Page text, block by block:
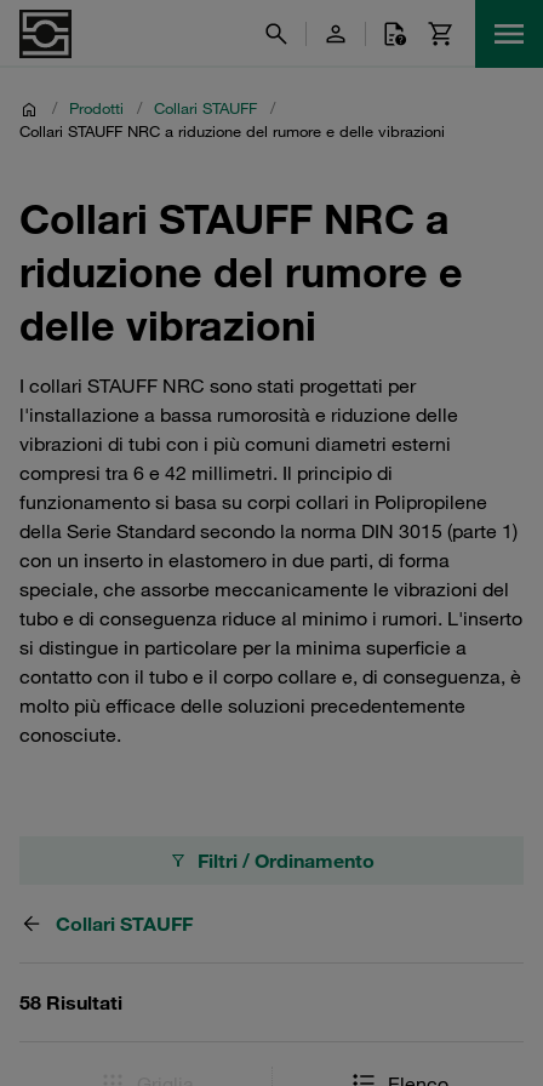
/ Prodotti / Collari STAUFF
/
Collari STAUFF NRC a riduzione del rumore e delle vibrazioni
Collari STAUFF NRC a
riduzione del rumore e
delle vibrazioni
I collari STAUFF NRC sono stati progettati per
l'installazione a bassa rumorosità e riduzione delle
vibrazioni di tubi con i più comuni diametri esterni
compresi tra 6 e 42 millimetri. Il principio di
funzionamento si basa su corpi collari in Polipropilene
della Serie Standard secondo la norma DIN 3015 (parte 1)
con un inserto in elastomero in due parti, di forma
speciale, che assorbe meccanicamente le vibrazioni del
tubo e di conseguenza riduce al minimo i rumori. L'inserto
si distingue in particolare per la minima superficie a
contatto con il tubo e il corpo collare e, di conseguenza, è
molto più efficace delle soluzioni precedentemente
conosciute.
Filtri / Ordinamento
Collari STAUFF
58 Risultati